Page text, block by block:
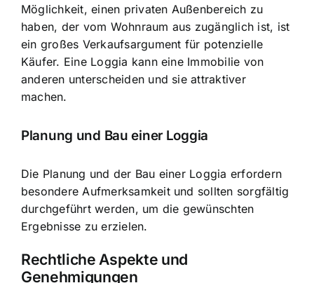
Möglichkeit, einen privaten Außenbereich zu
haben, der vom Wohnraum aus zugänglich ist, ist
ein großes Verkaufsargument für potenzielle
Käufer. Eine Loggia kann eine Immobilie von
anderen unterscheiden und sie attraktiver
machen.
Planung und Bau einer Loggia
Die Planung und der Bau einer Loggia erfordern
besondere Aufmerksamkeit und sollten sorgfältig
durchgeführt werden, um die gewünschten
Ergebnisse zu erzielen.
Rechtliche Aspekte und
Genehmigungen